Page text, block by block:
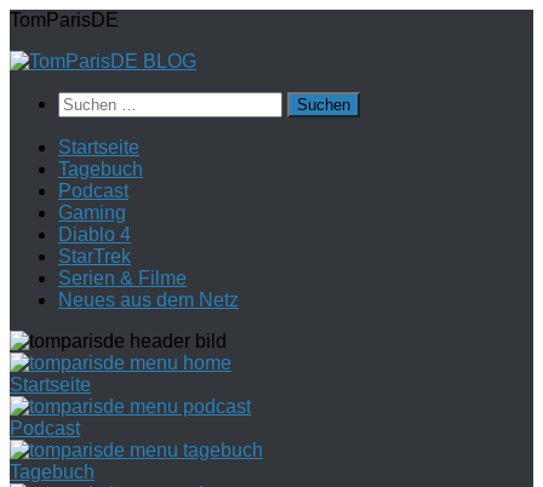
Zum
springen
TomParisDE
Suchen
nach:
Startseite
Tagebuch
Podcast
Gaming
Diablo 4
StarTrek
Serien & Filme
Neues aus dem Netz
Startseite
Podcast
Tagebuch